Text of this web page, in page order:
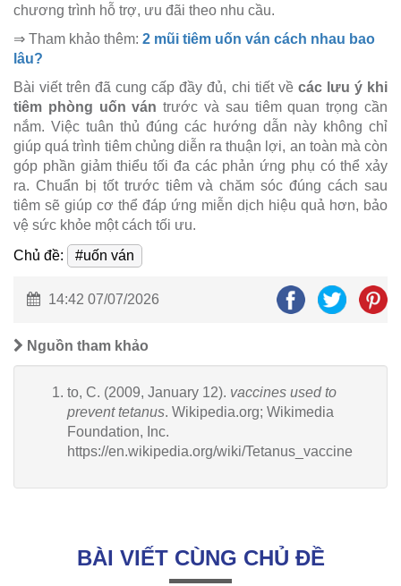
chương trình hỗ trợ, ưu đãi theo nhu cầu.
⇒ Tham khảo thêm: 2 mũi tiêm uốn ván cách nhau bao
lâu?
Bài viết trên đã cung cấp đầy đủ, chi tiết về các lưu ý khi
tiêm phòng uốn ván trước và sau tiêm quan trọng cần
nắm. Việc tuân thủ đúng các hướng dẫn này không chỉ
giúp quá trình tiêm chủng diễn ra thuận lợi, an toàn mà còn
góp phần giảm thiểu tối đa các phản ứng phụ có thể xảy
ra. Chuẩn bị tốt trước tiêm và chăm sóc đúng cách sau
tiêm sẽ giúp cơ thể đáp ứng miễn dịch hiệu quả hơn, bảo
vệ sức khỏe một cách tối ưu.
Chủ đề:
#uốn ván
14:42 07/07/2026
Nguồn tham khảo
to, C. (2009, January 12). vaccines used to
prevent tetanus. Wikipedia.org; Wikimedia
Foundation, Inc.
https://en.wikipedia.org/wiki/Tetanus_vaccine
BÀI VIẾT CÙNG CHỦ ĐỀ